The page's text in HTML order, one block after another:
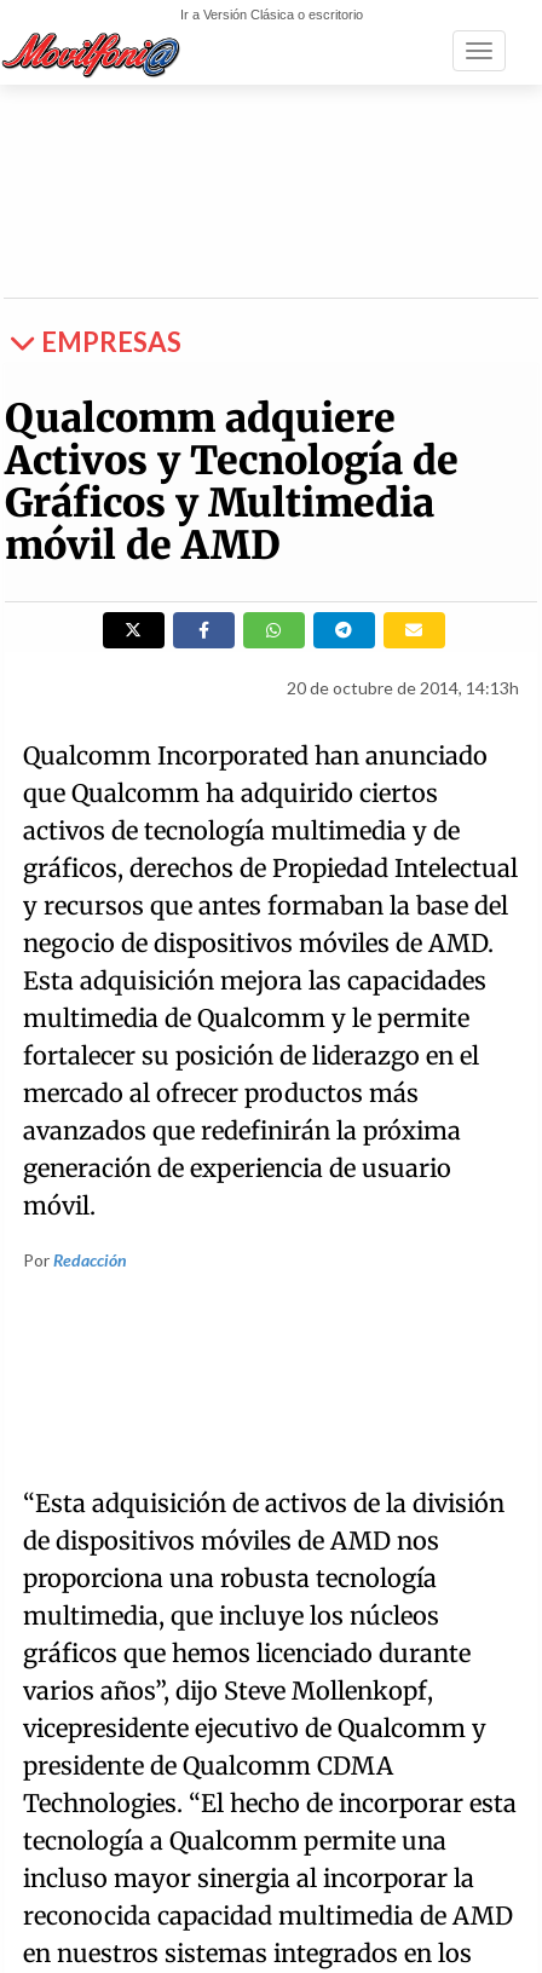
Ir a Versión Clásica o escritorio
Toggle
EMPRESAS
Qualcomm adquiere
Activos y Tecnología de
Gráficos y Multimedia
móvil de AMD
20 de octubre de 2014, 14:13h
Qualcomm Incorporated han anunciado
que Qualcomm ha adquirido ciertos
activos de tecnología multimedia y de
gráficos, derechos de Propiedad Intelectual
y recursos que antes formaban la base del
negocio de dispositivos móviles de AMD.
Esta adquisición mejora las capacidades
multimedia de Qualcomm y le permite
fortalecer su posición de liderazgo en el
mercado al ofrecer productos más
avanzados que redefinirán la próxima
generación de experiencia de usuario
móvil.
PorRedacción
“Esta adquisición de activos de la división
de dispositivos móviles de AMD nos
proporciona una robusta tecnología
multimedia, que incluye los núcleos
gráficos que hemos licenciado durante
varios años”, dijo Steve Mollenkopf,
vicepresidente ejecutivo de Qualcomm y
presidente de Qualcomm CDMA
Technologies. “El hecho de incorporar esta
tecnología a Qualcomm permite una
incluso mayor sinergia al incorporar la
reconocida capacidad multimedia de AMD
en nuestros sistemas integrados en los